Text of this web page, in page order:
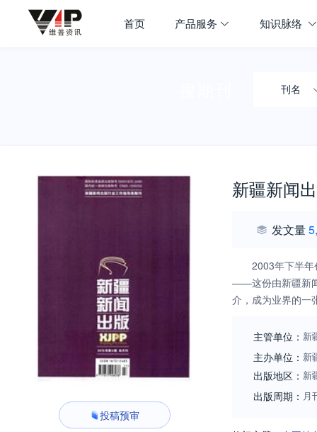
首页 产品服务 知识脉络
刊名
投稿预审
新疆新闻
发文量
2003年下半年
——这份由新疆新
介，成为业界的一
主管单位： 新
主办单位： 新
出版地区： 新
出版周期： 月